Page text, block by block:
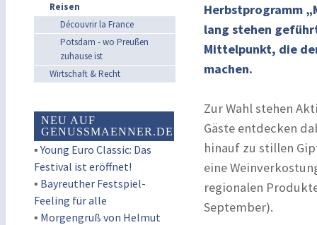
Reisen
Découvrir la France
Potsdam - wo Preußen
zuhause ist
Wirtschaft & Recht
NEU AUF
GENUSSMAENNER.DE
▪Young Euro Classic: Das
Festival ist eröffnet!
▪ Bayreuther Festspiel-
Feeling für alle
▪ Morgengruß von Helmut
Herbstprogramm
lang stehen
Mittelpunkt, die
machen.
Zur Wahl stehen
Gäste entdecken
hinauf zu stillen
eine
regionalen
September).